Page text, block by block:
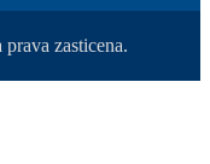
zasticena.